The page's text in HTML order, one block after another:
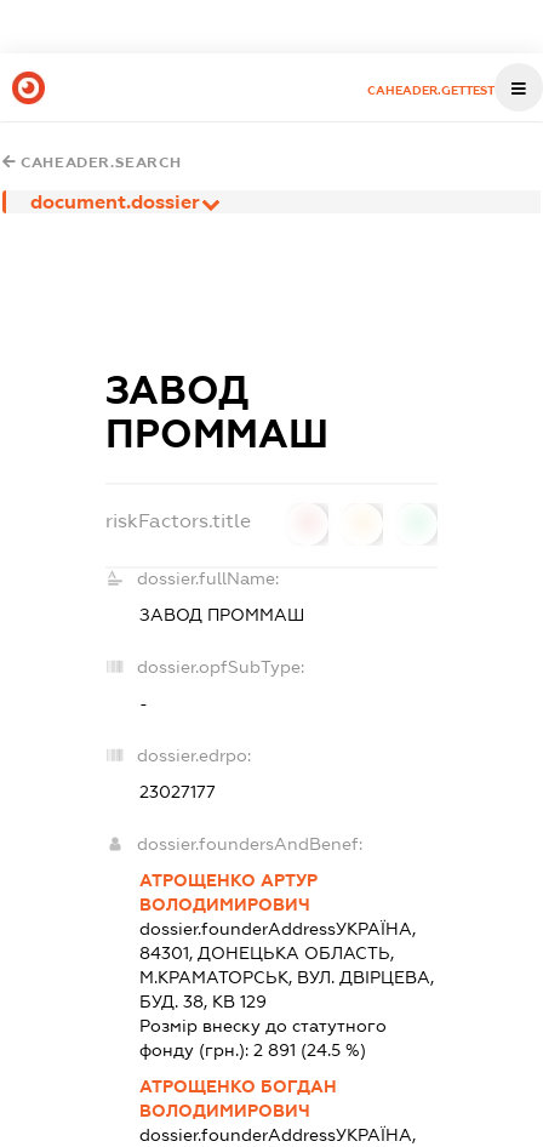
CAHEADER.GETTEST
CAHEADER.SEARCH
document.dossier
ЗАВОД
ПРОММАШ
riskFactors.title
dossier.fullName:
ЗАВОД ПРОММАШ
dossier.opfSubType:
-
dossier.edrpo:
23027177
dossier.foundersAndBenef:
АТРОЩЕНКО АРТУР
ВОЛОДИМИРОВИЧ
dossier.founderAddressУКРАЇНА,
84301, ДОНЕЦЬКА ОБЛАСТЬ,
М.КРАМАТОРСЬК, ВУЛ. ДВІРЦЕВА,
БУД. 38, КВ 129
Розмір внеску до статутного
фонду (грн.): 2 891 (24.5 %)
АТРОЩЕНКО БОГДАН
ВОЛОДИМИРОВИЧ
dossier.founderAddressУКРАЇНА,